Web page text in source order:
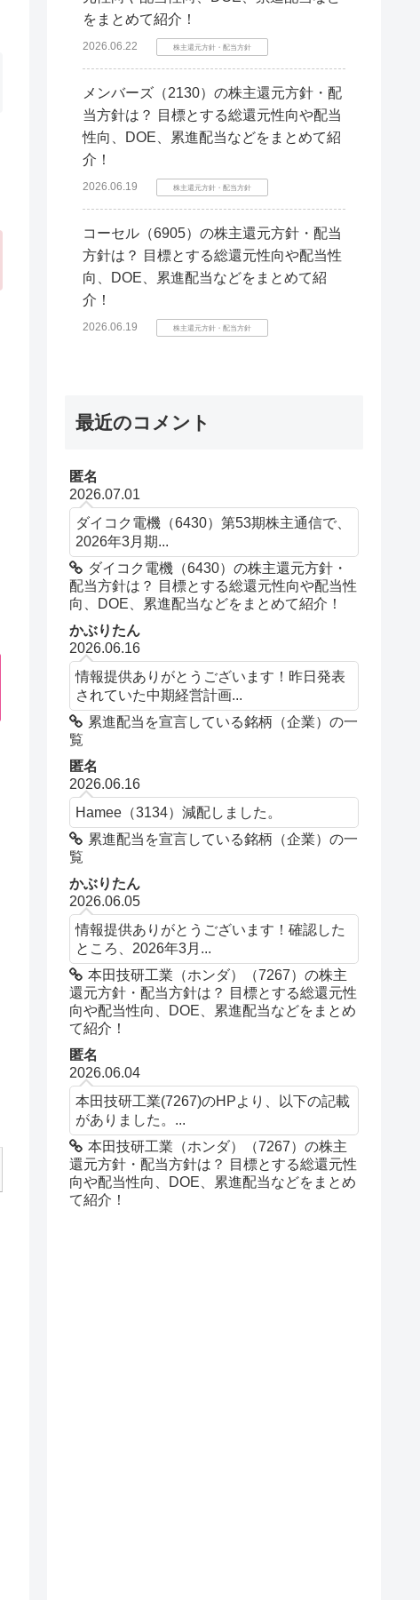
をまとめて紹介！
2026.06.22 株主還元方針・配当方針
メンバーズ（2130）の株主還元方針・配
当方針は？ 目標とする総還元性向や配当
性向、DOE、累進配当などをまとめて紹
介！
2026.06.19 株主還元方針・配当方針
コーセル（6905）の株主還元方針・配当
方針は？ 目標とする総還元性向や配当性
向、DOE、累進配当などをまとめて紹
介！
2026.06.19 株主還元方針・配当方針
最近のコメント
匿名
2026.07.01
ダイコク電機（6430）第53期株主通信で、
2026年3月期...
ダイコク電機（6430）の株主還元方針・
配当方針は？ 目標とする総還元性向や配当性
向、DOE、累進配当などをまとめて紹介！
かぶりたん
2026.06.16
情報提供ありがとうございます！昨日発表
されていた中期経営計画...
累進配当を宣言している銘柄（企業）の一
覧
匿名
2026.06.16
Hamee（3134）減配しました。
累進配当を宣言している銘柄（企業）の一
覧
かぶりたん
2026.06.05
情報提供ありがとうございます！確認した
ところ、2026年3月...
本田技研工業（ホンダ）（7267）の株主
還元方針・配当方針は？ 目標とする総還元性
向や配当性向、DOE、累進配当などをまとめ
て紹介！
匿名
2026.06.04
本田技研工業(7267)のHPより、以下の記載
がありました。...
本田技研工業（ホンダ）（7267）の株主
還元方針・配当方針は？ 目標とする総還元性
向や配当性向、DOE、累進配当などをまとめ
て紹介！